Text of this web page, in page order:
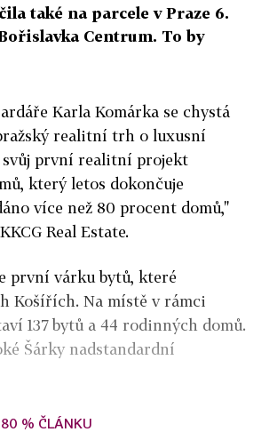
také na parcele v Praze 6.
Centrum. To by
Karla Komárka se chystá
realitní trh o luxusní
první realitní projekt
který letos dokončuje
více než 80 procent domů,"
Real Estate.
první várku bytů, které
Košířích. Na místě v rámci
137 bytů a 44 rodinných domů.
Šárky nadstandardní
% ČLÁNKU